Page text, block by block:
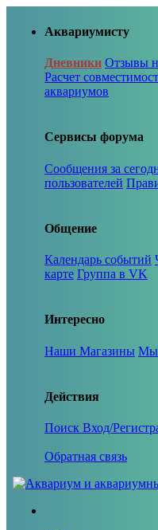
Аквариумисту
Дневники Отзывы
Расчет
аквариумов
Сервисы форума
Сообщения за
пользователей
Общение
Календарь событий
карте Группа в VK
Интересно
Наши Магазины Мы
Действия
Поиск Вход/
Обратная связь